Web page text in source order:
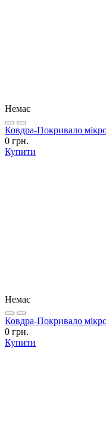
Немає
Ковдра-Покривало
0 грн.
Купити
Немає
Ковдра-Покривало
0 грн.
Купити